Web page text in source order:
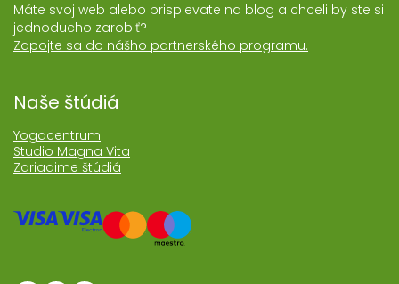
Máte svoj web alebo prispievate na blog a chceli by ste si
jednoducho zarobiť?
Zapojte sa do nášho partnerského programu.
Naše štúdiá
Yogacentrum
Studio Magna Vita
Zariadime štúdiá